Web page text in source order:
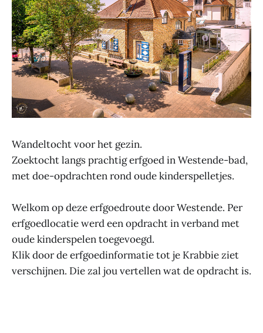
Wandeltocht voor het gezin.
Zoektocht langs prachtig erfgoed in Westende-bad,
met doe-opdrachten rond oude kinderspelletjes.
Welkom op deze erfgoedroute door Westende. Per
erfgoedlocatie werd een opdracht in verband met
oude kinderspelen toegevoegd.
Klik door de erfgoedinformatie tot je Krabbie ziet
verschijnen. Die zal jou vertellen wat de opdracht is.